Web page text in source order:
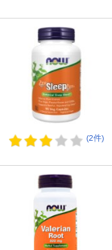
(2件)